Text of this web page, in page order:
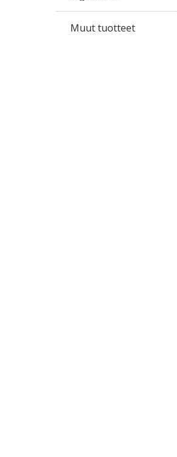
Muut tuotteet